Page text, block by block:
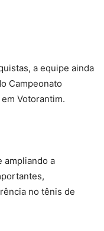
a equipe ainda
Campeonato
Votorantim.
ampliando a
no tênis de